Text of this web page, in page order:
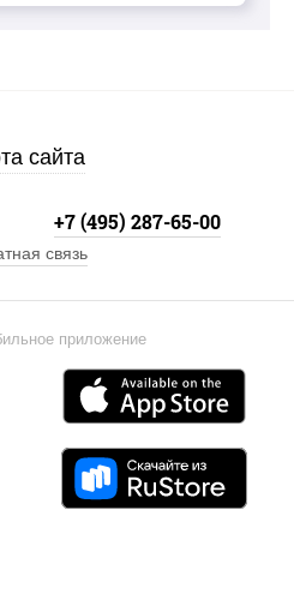
сайта
приложение
+7 (495) 287-65-00
связь